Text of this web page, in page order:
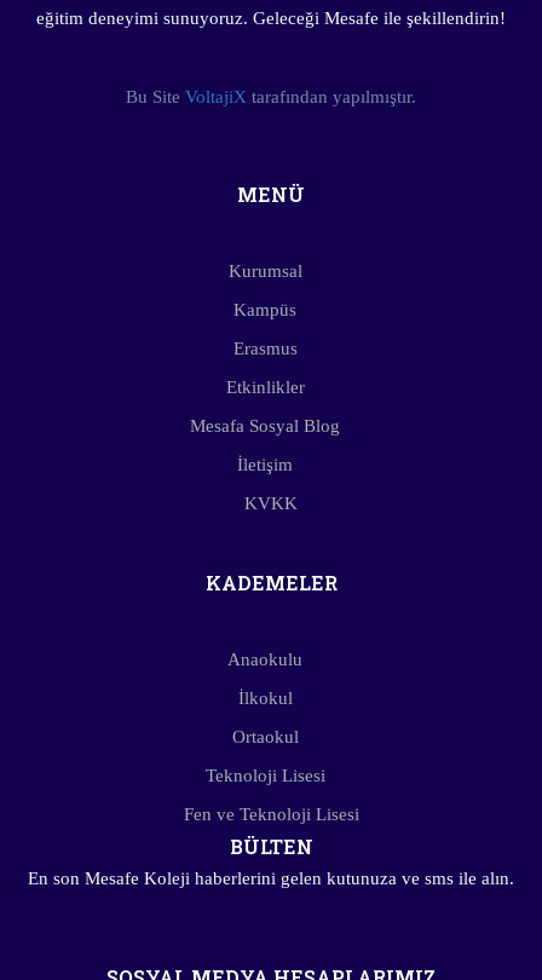
eğitim deneyimi sunuyoruz. Geleceği Mesafe ile şekillendirin!
Bu Site VoltajiX tarafından yapılmıştır.
MENÜ
Kurumsal
Kampüs
Erasmus
Etkinlikler
Mesafa Sosyal Blog
İletişim
KVKK
KADEMELER
Anaokulu
İlkokul
Ortaokul
Teknoloji Lisesi
Fen ve Teknoloji Lisesi
BÜLTEN
En son Mesafe Koleji haberlerini gelen kutunuza ve sms ile alın.